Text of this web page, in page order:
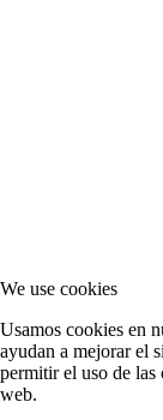
We use cookies
Usamos cookies en
ayudan a mejorar el
permitir el uso de las
web.